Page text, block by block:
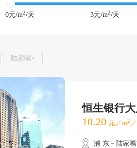
0元/m2/天 3元/m2/天
陆家嘴×
恒生银行
10.20 元／m2
浦 东－陆家嘴